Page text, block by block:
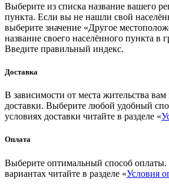
Выберите из списка название вашего
пункта. Если вы не нашли свой
выберите значение «Другое
название своего населённого пункта в
Введите правильный индекс.
Доставка
В зависимости от места жительства
доставки. Выберите любой удобный
условиях доставки читайте в разделе «
Оплата
Выберите оптимальный способ оплаты.
вариантах читайте в разделе «Условия